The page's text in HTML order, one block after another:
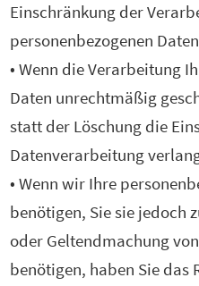
Einschränkung der
personenbezogenen
• Wenn die Verarbeitung
Daten unrechtmäßig
statt der Löschung die
Datenverarbeitung
• Wenn wir Ihre
benötigen, Sie sie jedoch
oder Geltendmachung
benötigen, haben Sie das